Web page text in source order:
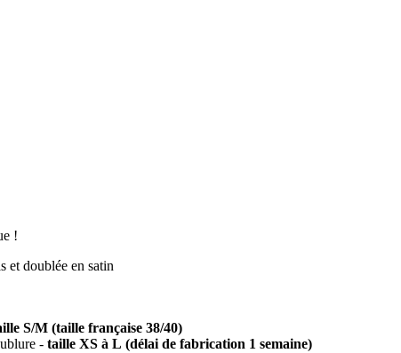
!
et doublée en satin
S/M (taille française 38/40)
- taille XS à L (délai de fabrication 1 semaine)